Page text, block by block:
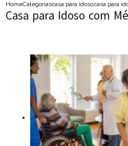
HomeCategoriascasa para idososcasa para
Casa para Idoso com